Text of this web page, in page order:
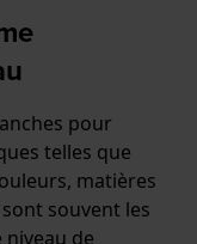
pour
telles que
matières
souvent les
de